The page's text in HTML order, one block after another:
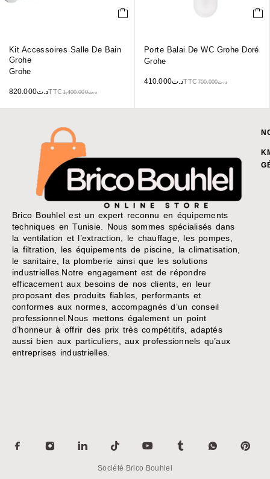
Kit Accessoires Salle De Bain
Grohe
Grohe
د.ت1,400.000 د.ت820.000 TTC
Porte Balai De WC Grohe Doré
Grohe
د.ت700.000 د.ت410.000 TTC
Brico Bouhlel est un expert reconnu en équipements
techniques en Tunisie. Nous sommes spécialisés dans
la ventilation et l’extraction, le chauffage, les pompes,
la filtration, les équipements de piscine, la climatisation,
le sanitaire, la plomberie ainsi que les solutions
industrielles.Notre engagement est de répondre
efficacement aux besoins de nos clients, en leur
proposant des produits fiables, performants et
conformes aux normes, accompagnés d’un conseil
professionnel.Nous mettons également un point
d’honneur à offrir des prix très compétitifs, adaptés
aussi bien aux particuliers, aux professionnels qu’aux
entreprises industrielles.
Société Brico Bouhlel